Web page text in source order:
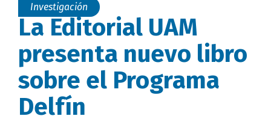
Investigación
La Editorial UAM
presenta nuevo libro
sobre el Programa
Delfín